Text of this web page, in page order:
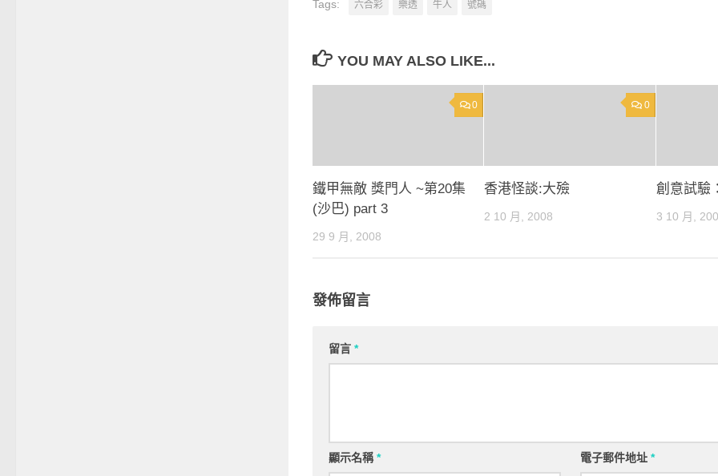
Tags: 六合彩 樂透 牛人 號碼
YOU MAY ALSO LIKE...
0
鐵甲無敵 獎門人 ~第20集
(沙巴) part 3
29 9 月, 2008
0
香港怪談:大殮
2 10 月, 2008
創意試驗
3 10 月,
發佈留言
留言 *
顯示名稱* 電子郵件地址*